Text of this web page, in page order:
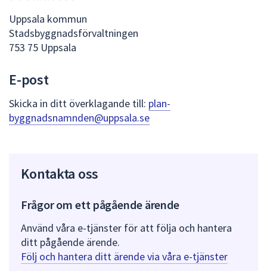
Uppsala kommun
Stadsbyggnadsförvaltningen
753 75 Uppsala
E-post
Skicka in ditt överklagande till: plan-
byggnadsnamnden@uppsala.se
Kontakta oss
Frågor om ett pågående ärende
Använd våra e-tjänster för att följa och hantera
ditt pågående ärende.
Följ och hantera ditt ärende via våra e-tjänster